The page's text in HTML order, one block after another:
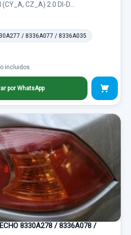
CZ_A) 2.0 DI-D...
/ 8336A077 / 8336A035
incluidos.
por WhatsApp
8330A278 / 8336A078 /